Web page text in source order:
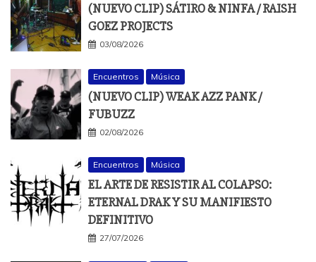
(NUEVO CLIP) SÁTIRO & NINFA / RAISH
GOEZ PROJECTS
03/08/2026
Encuentros Música
(NUEVO CLIP) WEAK AZZ PANK /
FUBUZZ
02/08/2026
Encuentros Música
EL ARTE DE RESISTIR AL COLAPSO:
ETERNAL DRAK Y SU MANIFIESTO
DEFINITIVO
27/07/2026